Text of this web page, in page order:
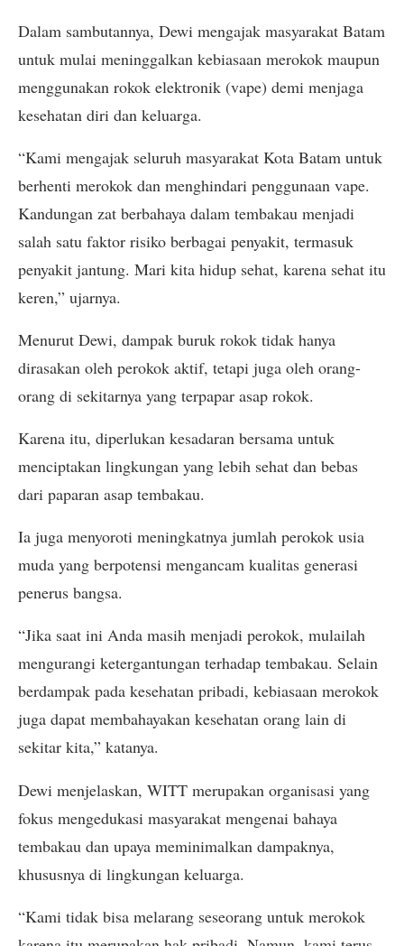
Dalam sambutannya, Dewi mengajak masyarakat Batam
untuk mulai meninggalkan kebiasaan merokok maupun
menggunakan rokok elektronik (vape) demi menjaga
kesehatan diri dan keluarga.
“Kami mengajak seluruh masyarakat Kota Batam untuk
berhenti merokok dan menghindari penggunaan vape.
Kandungan zat berbahaya dalam tembakau menjadi
salah satu faktor risiko berbagai penyakit, termasuk
penyakit jantung. Mari kita hidup sehat, karena sehat itu
keren,” ujarnya.
Menurut Dewi, dampak buruk rokok tidak hanya
dirasakan oleh perokok aktif, tetapi juga oleh orang-
orang di sekitarnya yang terpapar asap rokok.
Karena itu, diperlukan kesadaran bersama untuk
menciptakan lingkungan yang lebih sehat dan bebas
dari paparan asap tembakau.
Ia juga menyoroti meningkatnya jumlah perokok usia
muda yang berpotensi mengancam kualitas generasi
penerus bangsa.
“Jika saat ini Anda masih menjadi perokok, mulailah
mengurangi ketergantungan terhadap tembakau. Selain
berdampak pada kesehatan pribadi, kebiasaan merokok
juga dapat membahayakan kesehatan orang lain di
sekitar kita,” katanya.
Dewi menjelaskan, WITT merupakan organisasi yang
fokus mengedukasi masyarakat mengenai bahaya
tembakau dan upaya meminimalkan dampaknya,
khususnya di lingkungan keluarga.
“Kami tidak bisa melarang seseorang untuk merokok